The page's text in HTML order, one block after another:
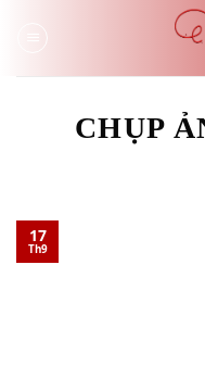
CHỤP
17
Th9